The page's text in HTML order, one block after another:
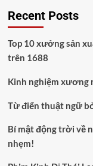
Recent Posts
Top 10 xưởng sản
trên 1688
Kinh nghiệm xương
Từ điển thuật ngữ
Bí mật động trời về
nhẹm!